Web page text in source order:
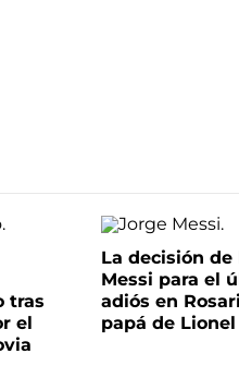
tras
el
La decisión
Messi para el
adiós en
papá de Lionel